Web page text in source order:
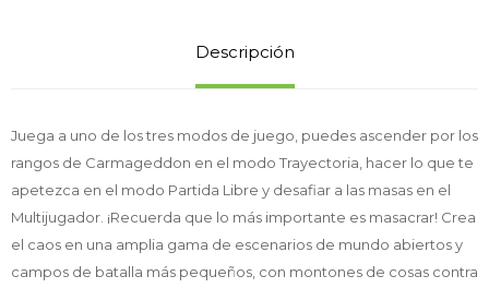
Descripción
Juega a uno de los tres modos de juego, puedes ascender por los
rangos de Carmageddon en el modo Trayectoria, hacer lo que te
apetezca en el modo Partida Libre y desafiar a las masas en el
Multijugador. ¡Recuerda que lo más importante es masacrar! Crea
el caos en una amplia gama de escenarios de mundo abiertos y
campos de batalla más pequeños, con montones de cosas contra